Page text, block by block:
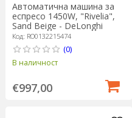
Автоматична машина за
еспресо 1450W, "Rivelia",
Sand Beige - DeLonghi
Код: RO0132215474
(0)
В наличност
€997,00